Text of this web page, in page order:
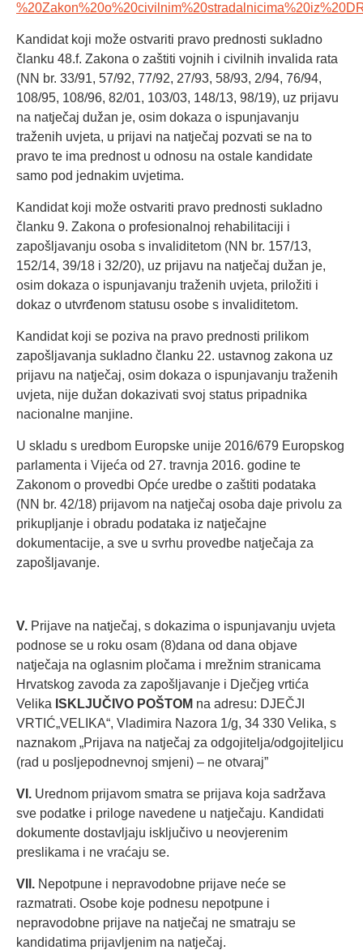
Kandidat koji može ostvariti pravo prednosti sukladno
članku 48.f. Zakona o zaštiti vojnih i civilnih invalida rata
(NN br. 33/91, 57/92, 77/92, 27/93, 58/93, 2/94, 76/94,
108/95, 108/96, 82/01, 103/03, 148/13, 98/19), uz prijavu
na natječaj dužan je, osim dokaza o ispunjavanju
traženih uvjeta, u prijavi na natječaj pozvati se na to
pravo te ima prednost u odnosu na ostale kandidate
samo pod jednakim uvjetima.
Kandidat koji može ostvariti pravo prednosti sukladno
članku 9. Zakona o profesionalnoj rehabilitaciji i
zapošljavanju osoba s invaliditetom (NN br. 157/13,
152/14, 39/18 i 32/20), uz prijavu na natječaj dužan je,
osim dokaza o ispunjavanju traženih uvjeta, priložiti i
dokaz o utvrđenom statusu osobe s invaliditetom.
Kandidat koji se poziva na pravo prednosti prilikom
zapošljavanja sukladno članku 22. ustavnog zakona uz
prijavu na natječaj, osim dokaza o ispunjavanju traženih
uvjeta, nije dužan dokazivati svoj status pripadnika
nacionalne manjine.
U skladu s uredbom Europske unije 2016/679 Europskog
parlamenta i Vijeća od 27. travnja 2016. godine te
Zakonom o provedbi Opće uredbe o zaštiti podataka
(NN br. 42/18) prijavom na natječaj osoba daje privolu za
prikupljanje i obradu podataka iz natječajne
dokumentacije, a sve u svrhu provedbe natječaja za
zapošljavanje.
V. Prijave na natječaj, s dokazima o ispunjavanju uvjeta
podnose se u roku osam (8)dana od dana objave
natječaja na oglasnim pločama i mrežnim stranicama
Hrvatskog zavoda za zapošljavanje i Dječjeg vrtića
Velika ISKLJUČIVO POŠTOM na adresu: DJEČJI
VRTIĆ„VELIKA“, Vladimira Nazora 1/g, 34 330 Velika, s
naznakom „Prijava na natječaj za odgojitelja/odgojiteljicu
(rad u posljepodnevnoj smjeni) – ne otvaraj”
VI. Urednom prijavom smatra se prijava koja sadržava
sve podatke i priloge navedene u natječaju. Kandidati
dokumente dostavljaju isključivo u neovjerenim
preslikama i ne vraćaju se.
VII. Nepotpune i nepravodobne prijave neće se
razmatrati. Osobe koje podnesu nepotpune i
nepravodobne prijave na natječaj ne smatraju se
kandidatima prijavljenim na natječaj.